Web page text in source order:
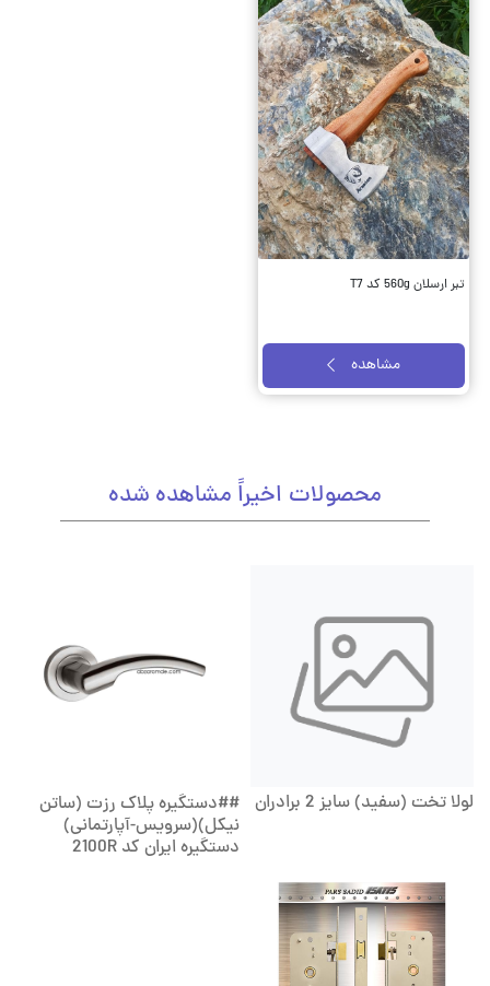
تبر ارسلان 560g کد T7
مشاهده
محصولات اخیراً مشاهده شده
لولا تخت (سفید) سایز 2 برادران
##دستگیره پلاک رزت (ساتن
نیکل)(سرویس-آپارتمانی)
دستگیره ایران کد 2100R